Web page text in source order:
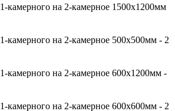
камерного на 2-камерное 1500х1200мм
камерного на 2-камерное 500х500мм - 2
камерного на 2-камерное 600х1200мм -
камерного на 2-камерное 600х600мм - 2